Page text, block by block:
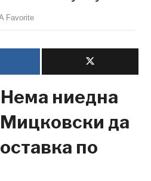
ниедна
да
по